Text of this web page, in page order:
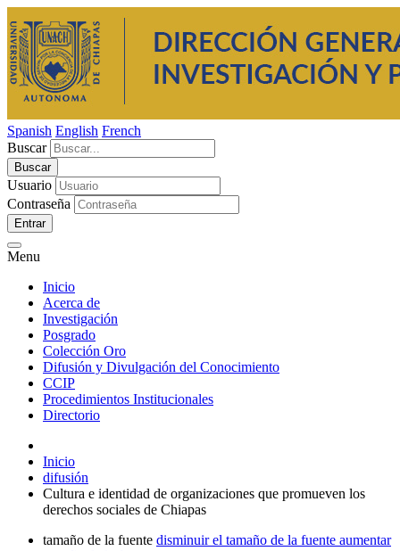
Spanish English French
Buscar
Usuario
Contraseña
Entrar
Menu
Inicio
Acerca de
Investigación
Posgrado
Colección Oro
Difusión y Divulgación del Conocimiento
CCIP
Procedimientos Institucionales
Directorio
Inicio
difusión
Cultura e identidad de organizaciones que promueven los
derechos sociales de Chiapas
tamaño de la fuente disminuir el tamaño de la fuente aumentar